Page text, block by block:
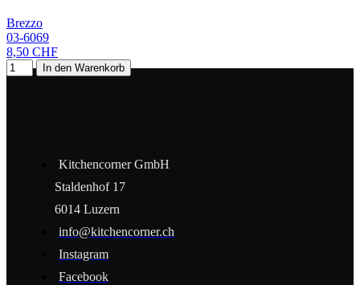
Brezzo
03-6069
8,50 CHF
In den Warenkorb
Kitchencorner GmbH
Staldenhof 17
6014 Luzern
info@kitchencorner.ch
Instagram
Facebook